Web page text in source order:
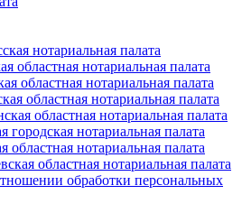
нотариальная палата
областная нотариальная палата
областная нотариальная палата
областная нотариальная палата
областная нотариальная палата
городская нотариальная палата
областная нотариальная палата
областная нотариальная палата
обработки персональных